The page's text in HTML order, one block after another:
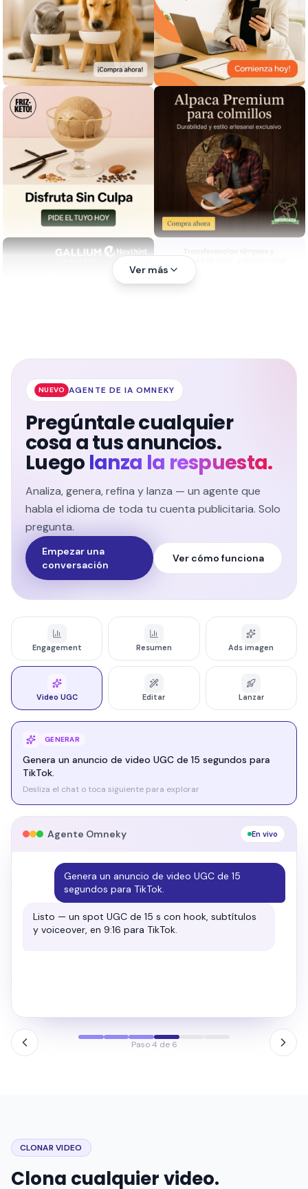
Ver más
NUEVO AGENTE DE IA OMNEKY
Pregúntale cualquier
cosa a tus anuncios.
Luego lanza la respuesta.
Analiza, genera, refina y lanza — un agente que
habla el idioma de toda tu cuenta publicitaria. Solo
pregunta.
Empezar una
conversación
Ver cómo funciona
Engagement Resumen Ads imagen
Video UGC Editar Lanzar
EDITAR
Haz este anuncio más atmosférico y cinematográfico.
Desliza el chat o toca siguiente para explorar
Haz este anuncio más atmosférico y
cinematográfico.
Regrado con contraste más cálido, luz más suave
y crop cinematográfico. Aquí el antes y después.
Paso 5 de 6
CLONAR VIDEO
Clona cualquier video.